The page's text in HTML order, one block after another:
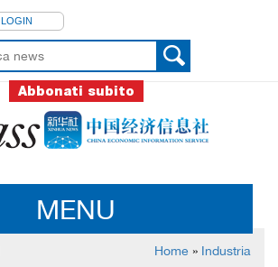
LOGIN
Abbonati subito
MENU
Home » Industria